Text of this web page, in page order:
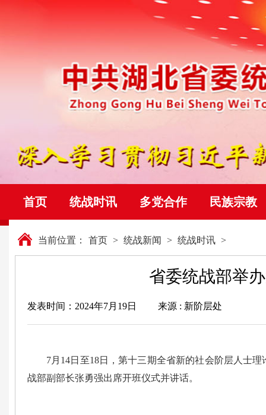
首页 统战时讯 多党合作 民族宗教
当前位置： 首页 > 统战新闻 > 统战时讯 >
省委统战部举
发表时间：2024年7月19日 来源 : 新阶层处
7月14日至18日，第十三期全省新的社会阶层人士
战部副部长张勇强出席开班仪式并讲话。